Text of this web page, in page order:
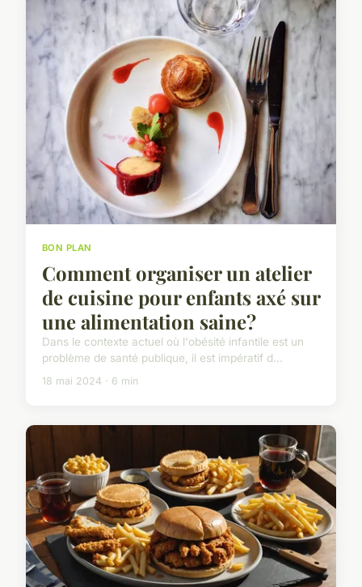
BON PLAN
Comment organiser un atelier
de cuisine pour enfants axé sur
une alimentation saine?
Dans le contexte actuel où l'obésité infantile est un
problème de santé publique, il est impératif d...
18 mai 2024 · 6 min